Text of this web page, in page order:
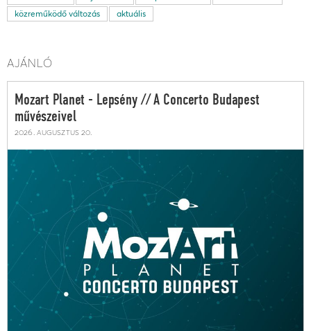
közreműködő változás
aktuális
AJÁNLÓ
Mozart Planet - Lepsény // A Concerto Budapest
művészeivel
2026. augusztus 20.